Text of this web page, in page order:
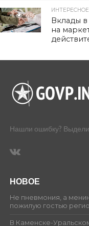
485
ИНТЕРЕСНОЕ
Вклады в
на
Нашли ошибку?
НОВОЕ
Не пневмония, а
пожилую гостью
В Каменске-